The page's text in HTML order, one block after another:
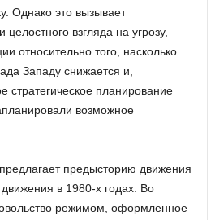
Однако это вызывает
взгляда на угрозу,
относительно того, насколько
Западу снижается и,
стратегическое планирование
возможное
предысторию движения
в 1980-х годах. Во
режимом, оформленное